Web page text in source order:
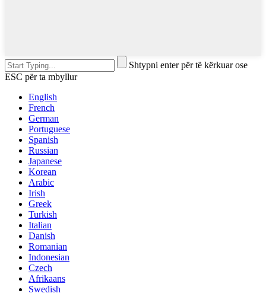
Shtypni enter për të kërkuar ose
ESC për ta mbyllur
English
French
German
Portuguese
Spanish
Russian
Japanese
Korean
Arabic
Irish
Greek
Turkish
Italian
Danish
Romanian
Indonesian
Czech
Afrikaans
Swedish